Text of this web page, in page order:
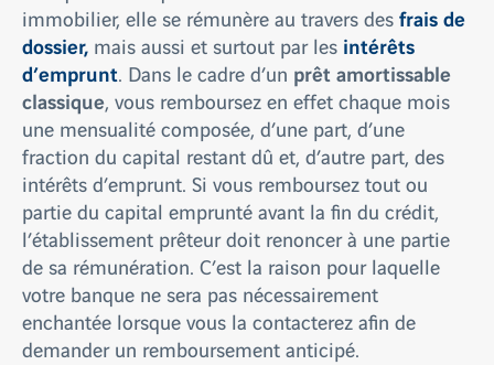
immobilier, elle se rémunère au travers desfrais de
dossier, mais aussi et surtout par les intérêts
d’emprunt. Dans le cadre d’un prêt amortissable
classique, vous remboursez en effet chaque mois
une mensualité composée, d’une part, d’une
fraction du capital restant dû et, d’autre part, des
intérêts d’emprunt. Si vous remboursez tout ou
partie du capital emprunté avant la fin du crédit,
l’établissement prêteur doit renoncer à une partie
de sa rémunération. C’est la raison pour laquelle
votre banque ne sera pas nécessairement
enchantée lorsque vous la contacterez afin de
demander un remboursement anticipé.